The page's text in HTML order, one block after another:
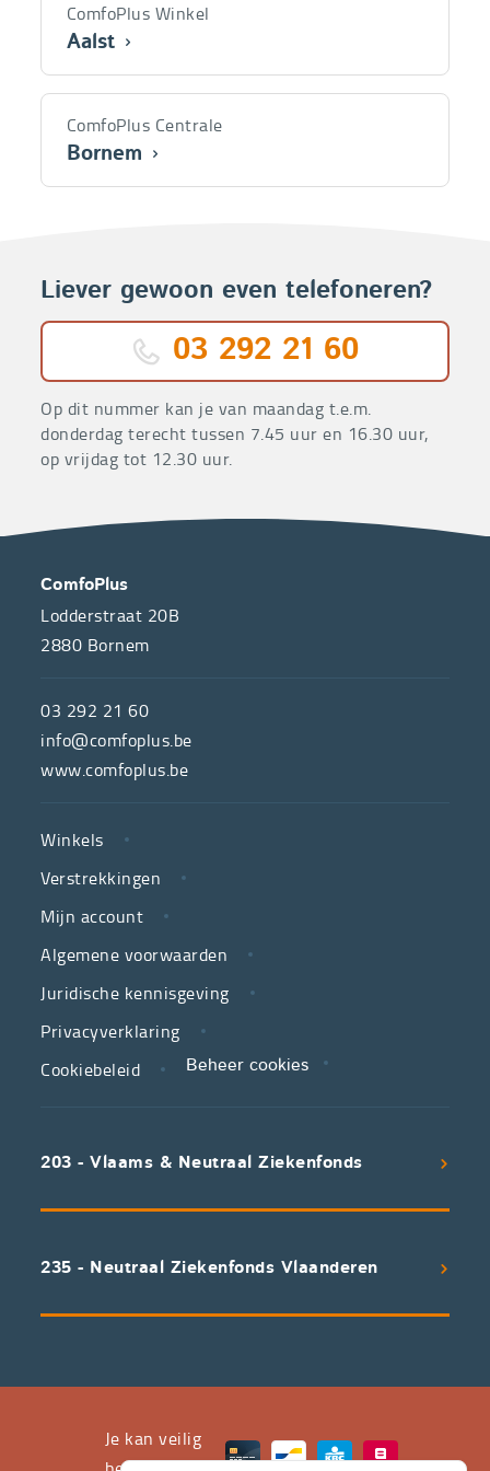
ComfoPlus Winkel
Aalst
Dr.
André
Sierensstraat
11
9300
ComfoPlus Centrale
Bornem
Lodderstraat
Liever gewoon even telefoneren?
03 292 21 60
Op dit nummer kan je van maandag t.e.m.
donderdag terecht tussen 7.45 uur en 16.30 uur,
op vrijdag tot 12.30 uur.
OVER
ONS
de
hulpmiddelenwinkel
van
neutrale
ziekenfondsen,
is
partner
in
zorg.
We
voorwaarden
uitstekend
waarvan
CONTACT
ComfoPlus
Lodderstraat 20B
2880 Bornem
03 292 21 60
info@comfoplus.be
www.comfoplus.be
LINKS
Winkels
Verstrekkingen
Mijn account
Algemene voorwaarden
Juridische kennisgeving
Privacyverklaring
Cookiebeleid
Beheer cookies
203 - Vlaams & Neutraal Ziekenfonds
235 - Neutraal Ziekenfonds Vlaanderen
Je kan veilig